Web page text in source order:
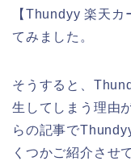
【Thundyy 楽天
てみました。
そうすると、
生してしまう理由
らの記事で
くつかご紹介させ